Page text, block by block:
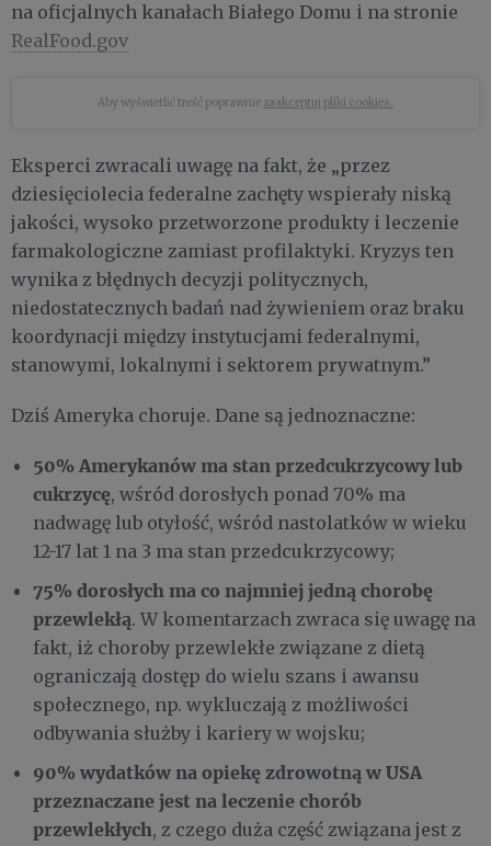
na oficjalnych kanałach Białego Domu i na stronie
RealFood.gov
Aby wyświetlić treść poprawnie zaakceptuj pliki cookies.
Eksperci zwracali uwagę na fakt, że „przez
dziesięciolecia federalne zachęty wspierały niską
jakości, wysoko przetworzone produkty i leczenie
farmakologiczne zamiast profilaktyki. Kryzys ten
wynika z błędnych decyzji politycznych,
niedostatecznych badań nad żywieniem oraz braku
koordynacji między instytucjami federalnymi,
stanowymi, lokalnymi i sektorem prywatnym.”
Dziś Ameryka choruje. Dane są jednoznaczne:
50% Amerykanów ma stan przedcukrzycowy lub
cukrzycę, wśród dorosłych ponad 70% ma
nadwagę lub otyłość, wśród nastolatków w wieku
12-17 lat 1 na 3 ma stan przedcukrzycowy;
75% dorosłych ma co najmniej jedną chorobę
przewlekłą. W komentarzach zwraca się uwagę na
fakt, iż choroby przewlekłe związane z dietą
ograniczają dostęp do wielu szans i awansu
społecznego, np. wykluczają z możliwości
odbywania służby i kariery w wojsku;
90% wydatków na opiekę zdrowotną w USA
przeznaczane jest na leczenie chorób
przewlekłych, z czego duża część związana jest z